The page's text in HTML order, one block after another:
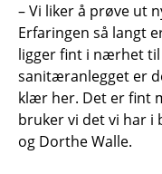
– Vi liker å prøve ut
Erfaringen så langt
ligger fint i nærhet til
sanitæranlegget er
klær her. Det er fint
bruker vi det vi har i
og Dorthe Walle.